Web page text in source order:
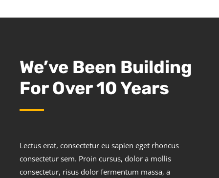
We’ve Been Building
For Over 10 Years
Lectus erat, consectetur eu sapien eget rhoncus
consectetur sem. Proin cursus, dolor a mollis
consectetur, risus dolor fermentum massa, a